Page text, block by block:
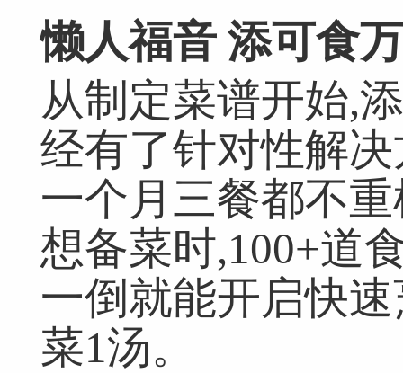
懒人福音 添可食
从制定菜谱开始,
经有了针对性解
一个月三餐都不
想备菜时,100+道
一倒就能开启快
菜1汤。